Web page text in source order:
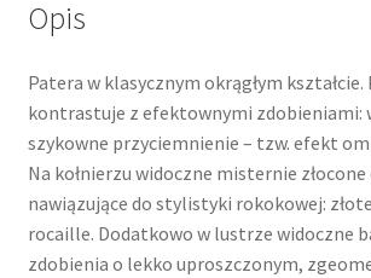
Opis
Patera w klasycznym okrągłym
kontrastuje z efektownymi zdobieniami:
szykowne przyciemnienie – tzw. efekt
Na kołnierzu widoczne misternie
nawiązujące do stylistyki rokokowej:
rocaille. Dodatkowo w lustrze widoczne
zdobienia o lekko uproszczonym,